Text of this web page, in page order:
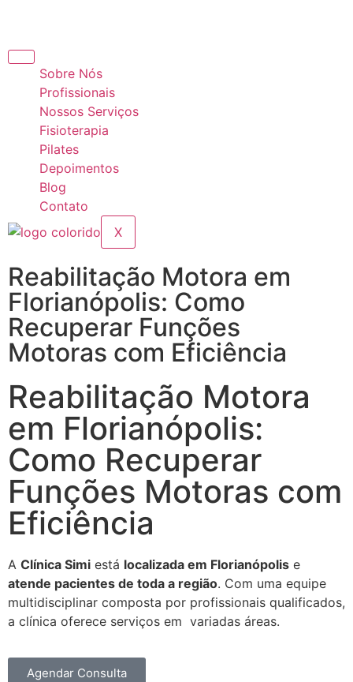
Sobre Nós
Profissionais
Nossos Serviços
Fisioterapia
Pilates
Depoimentos
Blog
Contato
X
Reabilitação Motora em
Florianópolis: Como
Recuperar Funções
Motoras com Eficiência
Reabilitação Motora
em Florianópolis:
Como Recuperar
Funções Motoras com
Eficiência
A Clínica Simi está localizada em Florianópolis e
atende pacientes de toda a região. Com uma equipe
multidisciplinar composta por profissionais qualificados,
a clínica oferece serviços em variadas áreas.
Agendar Consulta